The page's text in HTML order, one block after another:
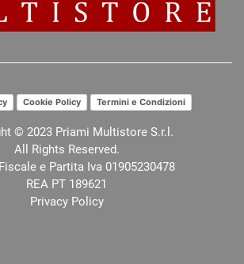
Cookie Policy Termini e Condizioni
© 2023 Priami Multistore S.r.l.
All Rights Reserved.
e Partita Iva 01905230478
REA PT 189621
Privacy Policy